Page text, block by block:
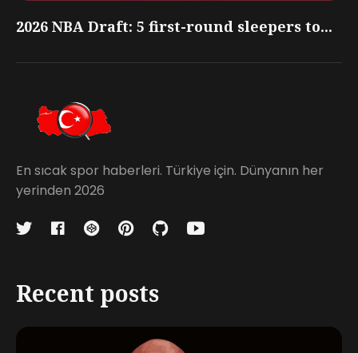
2026 NBA Draft: 5 first-round sleepers to...
En sıcak spor haberleri. Türkiye için. Dünyanın her
yerinden 2026
Recent posts